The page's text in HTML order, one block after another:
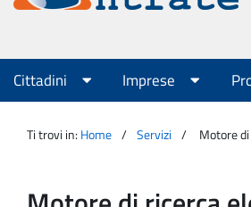
Agenzia
Entrate
Menu
principale
Cittadini Imprese
Ti trovi in: Home Servizi Motore